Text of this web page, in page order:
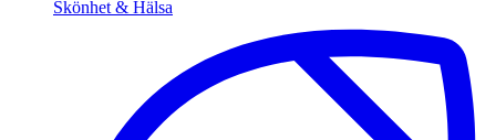
Skönhet & Hälsa